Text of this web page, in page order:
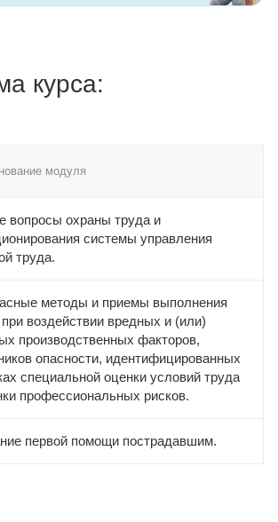
курса:
модуля
вопросы охраны труда и
системы управления
труда.
методы и приемы выполнения
воздействии вредных и (или)
производственных факторов,
опасности, идентифицированных
специальной оценки условий труда
профессиональных рисков.
первой помощи пострадавшим.